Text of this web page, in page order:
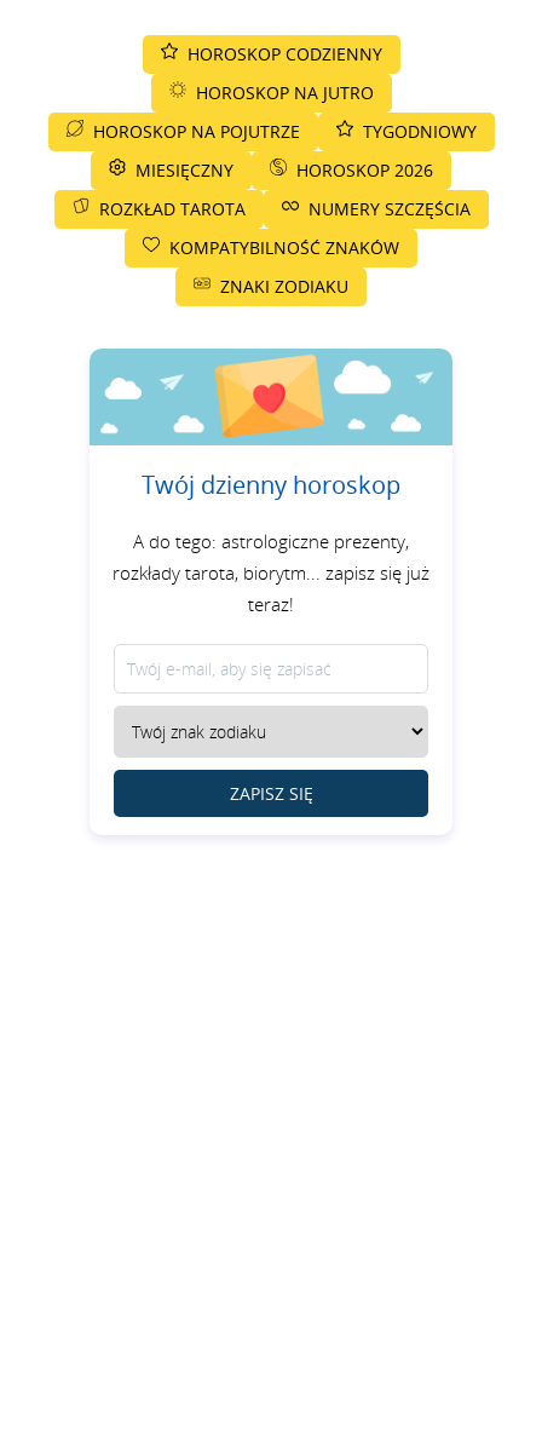
HOROSKOP CODZIENNY
HOROSKOP NA JUTRO
HOROSKOP NA POJUTRZE
TYGODNIOWY
MIESIĘCZNY
HOROSKOP 2026
ROZKŁAD TAROTA
NUMERY SZCZĘŚCIA
KOMPATYBILNOŚĆ ZNAKÓW
ZNAKI ZODIAKU
Twój dzienny horoskop
A do tego: astrologiczne prezenty,
rozkłady tarota, biorytm... zapisz się już
teraz!
ZAPISZ SIĘ